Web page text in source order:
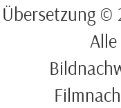
Übersetzung ©